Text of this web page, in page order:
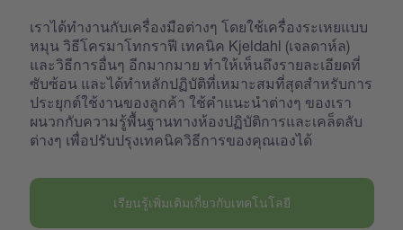
เราได้ทำงานกับเครื่องมือต่างๆ โดยใช้เครื่องระเหยแบบ
หมุน วิธีโครมาโทกราฟี เทคนิค Kjeldahl (เจลดาห์ล)
และวิธีการอื่นๆ อีกมากมาย ทำให้เห็นถึงรายละเอียดที่
ซับซ้อน และได้ทำหลักปฏิบัติที่เหมาะสมที่สุดสำหรับการ
ประยุกต์ใช้งานของลูกค้า ใช้คำแนะนำต่างๆ ของเรา
ผนวกกับความรู้พื้นฐานทางห้องปฏิบัติการและเคล็ดลับ
ต่างๆ เพื่อปรับปรุงเทคนิควิธีการของคุณเองได้
เรียนรู้เพิ่มเติมเกี่ยวกับเทคโนโลยี